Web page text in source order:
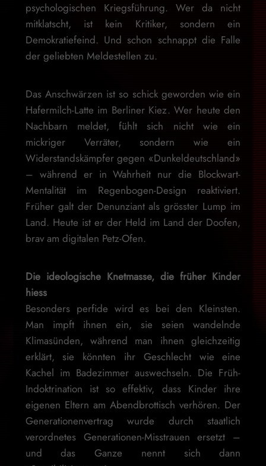
psychologischen Kriegsführung. Wer da nicht
mitklatscht, ist kein Kritiker, sondern ein
Demokratiefeind. Und schon schnappt die Falle
der geliebten Meldestellen zu.
Das Anschwärzen ist so schick geworden wie ein
Hafermilch-Latte im Berliner Kiez. Wer heute den
Nachbarn meldet, fühlt sich nicht wie ein
mickriger Verräter, sondern wie ein
Widerstandskämpfer gegen «Dunkeldeutschland»
– während er in Wahrheit nur die Blockwart-
Mentalität im Regenbogen-Design reaktiviert.
Früher galt der Denunziant als grösster Lump im
Land. Heute ist er der Held im Land der Doofen,
brav am digitalen Petz-Ofen.
Die ideologische Knetmasse, die früher Kinder
hiess
Besonders perfide wird es bei den Kleinsten.
Man impft ihnen ein, sie seien wandelnde
Klimasünden, während man ihnen gleichzeitig
erklärt, sie könnten ihr Geschlecht wie eine
Kachel im Badezimmer auswechseln. Die Früh-
Indoktrination ist so effektiv, dass Kinder ihre
eigenen Eltern am Abendbrottisch verhören. Der
Generationenvertrag wurde durch staatlich
verordnetes Generationen-Misstrauen ersetzt –
und das Ganze nennt sich dann